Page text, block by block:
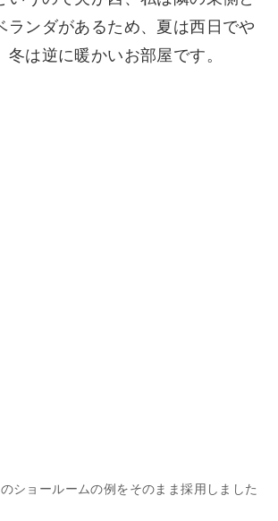
ランダがあるため、夏は西日でや
冬は逆に暖かいお部屋です。
ショールームの例をそのまま採用しました